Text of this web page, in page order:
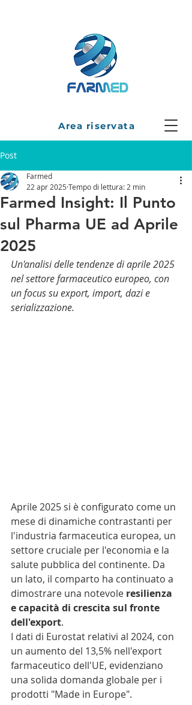
Area riservata
Post
Farmed Insight: Il Punto
sul Pharma UE ad Aprile
2025
Farmed
22 apr 2025 Tempo di lettura: 2 min
Un'analisi delle tendenze di aprile 2025
nel settore farmaceutico europeo, con
un focus su export, import, dazi e
serializzazione.
Aprile 2025 si è configurato come un
mese di dinamiche contrastanti per
l'industria farmaceutica europea, un
settore cruciale per l'economia e la
salute pubblica del continente. Da
un lato, il comparto ha continuato a
dimostrare una notevole resilienza
e capacità di crescita sul fronte
dell'export.
I dati di Eurostat relativi al 2024, con
un aumento del 13,5% nell'export
farmaceutico dell'UE, evidenziano
una solida domanda globale per i
prodotti "Made in Europe".